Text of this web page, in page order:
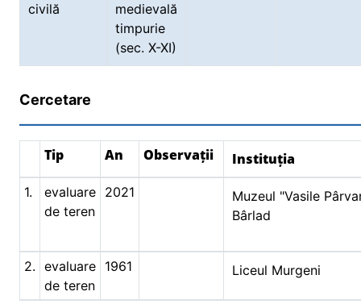
civilă
medievală
timpurie
(sec. X-XI)
Cercetare
Tip An Observații Instituția
1.
evaluare
de teren
2021
Muzeul "Vasile
Bârlad
2. evaluare
de teren
1961 Liceul Murgeni